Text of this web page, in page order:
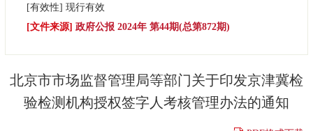
个人服务 法人服务 部门服务
[有效性] 现行有效
[文件来源] 政府公报 2024年 第44期(总第872期)
北京市市场监督管理局等部门关于印发京津冀检
验检测机构授权签字人考核管理办法的通知